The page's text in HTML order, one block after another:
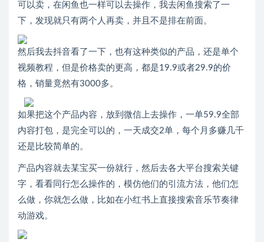
可以卖，在闲鱼也一样可以去操作，我去闲鱼搜索了一
下，发现就只有两个人再卖，并且不是排在前面。
然后我去抖音看了一下，也有这种类似的产品，还是单个
视频教程，但是价格卖的更高，都是19.9或者29.9的价
格，销量竟然有3000多。
如果把这个产品内容，放到微信上去操作，一单59.9全部
内容打包，是完全可以的，一天成交2单，每个月多赚几千
还是比较简单的。
产品内容就去某宝买一份就行，然后去各大平台搜索关键
字，看看同行怎么操作的，模仿他们的引流方法，他们怎
么做，你就怎么做，比如在小红书上直接搜索音乐节奏律
动游戏。